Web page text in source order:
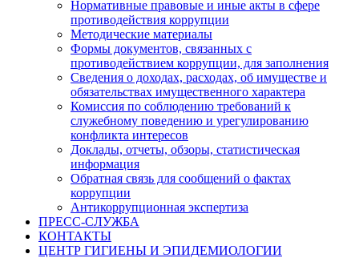
Нормативные правовые и иные акты в сфере
противодействия коррупции
Методические материалы
Формы документов, связанных с
противодействием коррупции, для заполнения
Сведения о доходах, расходах, об имуществе и
обязательствах имущественного характера
Комиссия по соблюдению требований к
служебному поведению и урегулированию
конфликта интересов
Доклады, отчеты, обзоры, статистическая
информация
Обратная связь для сообщений о фактах
коррупции
Антикоррупционная экспертиза
ПРЕСС-СЛУЖБА
КОНТАКТЫ
ЦЕНТР ГИГИЕНЫ И ЭПИДЕМИОЛОГИИ